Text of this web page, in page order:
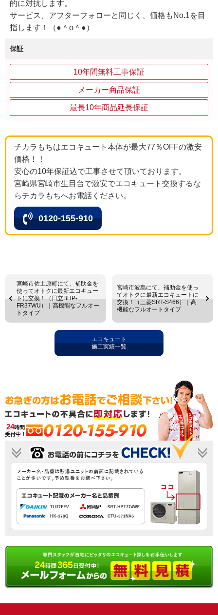
的に対抗します。
サービス、アフターフォローと同じく、価格もNo.1を目
指します！（●＾o＾●）
保証
10年間無料工事保証
メーカー商品保証
最長10年商品延長保証
チカラもちはエコキュート本体が最大77％OFFの激安
価格！！
安心の10年保証込で工事させて頂いております。
宮崎県宮崎市生目台で激安でエコキュート交換するな
らチカラもちへお電話ください。
0120-155-910
宮崎市佐土原町にて、補助金を
使ってオトクに最新エコキュー
トに交換！（日立BHP-
FR37WU）｜高機能なフルオー
トタイプ
宮崎市波島にて、補助金を使っ
てオトクに最新エコキュートに
交換！（三菱SRT-S466）｜高
機能なフルオートタイプ
エコキュート
施工実績一覧
24時間
受付中！
0120-155-910